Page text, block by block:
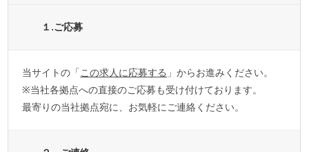
１.ご応募
当サイトの「この求人に応募する 」からお進みください。
※当社各拠点への直接のご応募も受け付けております。
最寄りの当社拠点宛に、お気軽にご連絡ください。